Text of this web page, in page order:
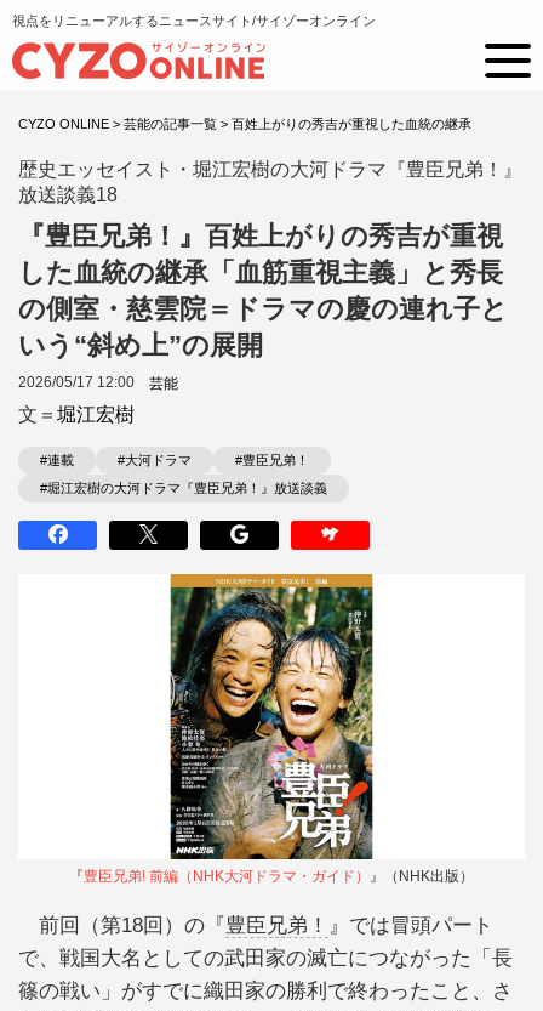
視点をリニューアルするニュースサイト/サイゾーオンライン
CYZO ONLINE > 芸能の記事一覧 > 百姓上がりの秀吉が重視した血統の継承
歴史エッセイスト・堀江宏樹の大河ドラマ『豊臣兄弟！』
放送談義18
『豊臣兄弟！』百姓上がりの秀吉が重視
した血統の継承「血筋重視主義」と秀長
の側室・慈雲院＝ドラマの慶の連れ子と
いう“斜め上”の展開
2026/05/17 12:00 芸能
文＝ 堀江宏樹
#連載 #大河ドラマ
#豊臣兄弟！
#堀江宏樹の大河ドラマ『豊臣兄弟！』放送談義
『豊臣兄弟! 前編（NHK大河ドラマ・ガイド） 』（NHK出版）
前回（第18回）の『豊臣兄弟！ 』では冒頭パート
で、戦国大名としての武田家の滅亡につながった「長
篠の戦い」がすでに織田家の勝利で終わったこと、さ